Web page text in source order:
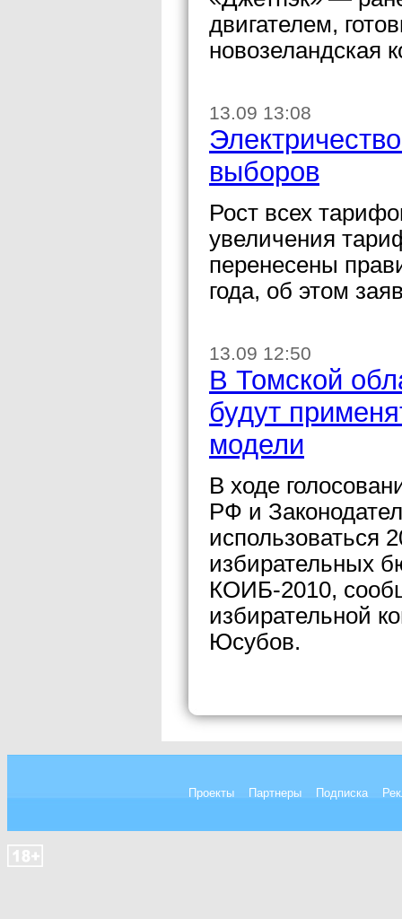
двигателем,
новозеландская
13.09 13:08
выборов
Рост всех
увеличения
перенесены
года, об этом
13.09 12:50
В Томской
будут
модели
В ходе
РФ и
использоваться
избирательных
КОИБ-2010,
избирательной
Юсубов.
Проекты Партнеры Подписка